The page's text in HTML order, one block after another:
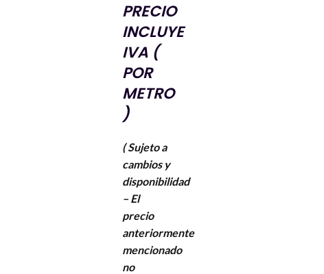
PRECIO
INCLUYE
IVA (
POR
METRO
)
( Sujeto a
cambios y
disponibilidad
– El
precio
anteriormente
mencionado
no